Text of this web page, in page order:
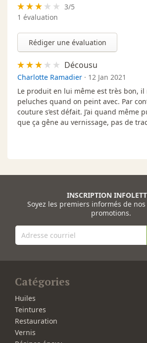
3/5
1 évaluation
Rédiger une évaluation
Décousu
Charlotte Ramadier · 12 Jan 2021
Le produit en lui même est très bon, il
peluches quand on peint avec. Par
couture s’est défait. J’ai quand même
que ça gêne au vernissage, pas de
INSCRIPTION
Soyez les premiers informés de
promotions.
Catégories
Huiles
Teintures
Restauration
Vernis